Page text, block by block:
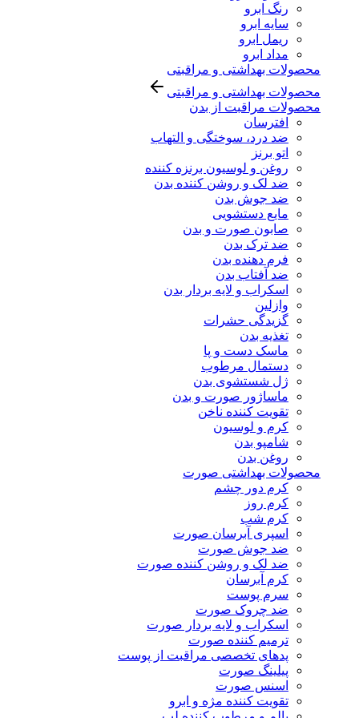
رنگ ابرو
سایه ابرو
ریمل ابرو
مداد ابرو
محصولات بهداشتی و مراقبتی
محصولات بهداشتی و مراقبتی
محصولات مراقبت از بدن
افترسان
ضد درد، سوختگی و التهاب
اتو برنز
روغن و لوسیون برنزه کننده
ضد لک و روشن کننده بدن
ضد جوش بدن
مایع دستشویی
صابون صورت و بدن
ضد ترک بدن
فرم دهنده بدن
ضد آفتاب بدن
اسکراب و لایه بردار بدن
وازلین
گزیدگی حشرات
تغذیه بدن
ماسک دست و پا
دستمال مرطوب
ژل شستشوی بدن
ماساژور صورت و بدن
تقویت کننده ناخن
کرم و لوسیون
شامپو بدن
روغن بدن
محصولات بهداشتی صورت
کرم دور چشم
کرم روز
کرم شب
اسپری آبرسان صورت
ضد جوش صورت
ضد لک و روشن کننده صورت
کرم آبرسان
سرم پوست
ضد چروک صورت
اسکراب و لایه بردار صورت
ترمیم کننده صورت
پدهای تخصصی مراقبت از پوست
پیلینگ صورت
اسنس صورت
تقویت کننده مژه و ابرو